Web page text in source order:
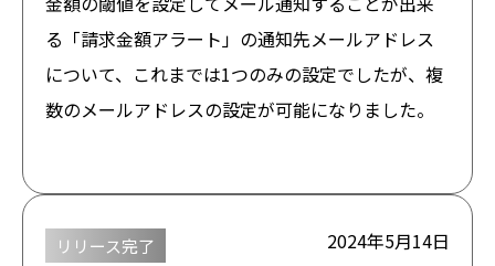
る「請求金額アラート」の通知先メールアドレス
について、これまでは1つのみの設定でしたが、複
数のメールアドレスの設定が可能になりました。
リリース完了 2024年5月14日